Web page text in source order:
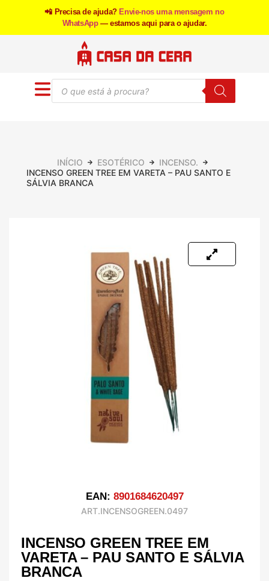
📲 Precisa de ajuda? Envie-nos uma mensagem no
WhatsApp — estamos aqui para o ajudar.
INÍCIO ESOTÉRICO
INCENSO.
INCENSO GREEN TREE EM VARETA – PAU SANTO E
SÁLVIA BRANCA
EAN: 8901684620497
ART.INCENSOGREEN.0497
INCENSO GREEN TREE EM
VARETA – PAU SANTO E SÁLVIA
BRANCA